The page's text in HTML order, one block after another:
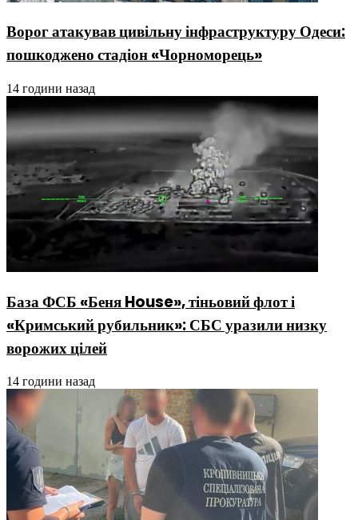
Ворог атакував цивільну інфраструктуру Одеси:
пошкоджено стадіон «Чорноморець»
14 години назад
База ФСБ «Беня House», тіньовий флот і
«Кримський рубильник»: СБС уразили низку
ворожих цілей
14 години назад